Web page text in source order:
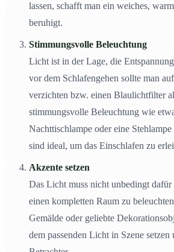
lassen, schafft man ein weiches,
beruhigt.
Stimmungsvolle Beleuchtung
Licht ist in der Lage, die
vor dem Schlafengehen sollte man
verzichten bzw. einen Blaulichtfilter
stimmungsvolle Beleuchtung wie
Nachttischlampe oder eine
sind ideal, um das Einschlafen zu
Akzente setzen
Das Licht muss nicht unbedingt
einen kompletten Raum zu
Gemälde oder geliebte
dem passenden Licht in Szene setzen